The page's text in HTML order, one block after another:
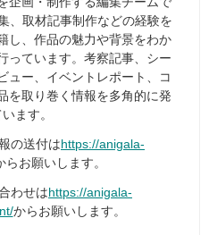
、取材記事制作などの経験を
し、作品の魅力や背景をわか
っています。考察記事、シー
ュー、イベントレポート、コ
を取り巻く情報を多角的に発
ます。
の送付は https://anigala-
らお願いします。
わせは https://anigala-
からお願いします。